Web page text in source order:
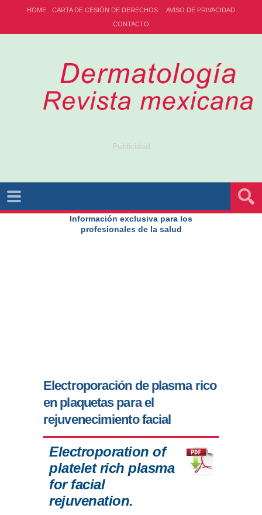
HOME CARTA DE CESIÓN DE DERECHOS
AVISO DE PRIVACIDAD
CONTACTO
Publicidad
Información exclusiva para los
profesionales de la salud
Electroporación de plasma rico
en plaquetas para el
rejuvenecimiento facial
Electroporation of
platelet rich plasma
for facial
rejuvenation.